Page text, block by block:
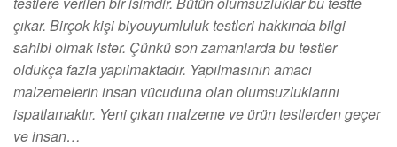
çıkar. Birçok kişi biyouyumluluk testleri hakkında bilgi
sahibi olmak ister. Çünkü son zamanlarda bu testler
oldukça fazla yapılmaktadır. Yapılmasının amacı
malzemelerin insan vücuduna olan olumsuzluklarını
ispatlamaktır. Yeni çıkan malzeme ve ürün testlerden geçer
ve insan…